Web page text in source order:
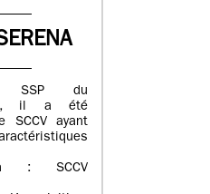
SSP du
il a été
SCCV ayant
: SCCV